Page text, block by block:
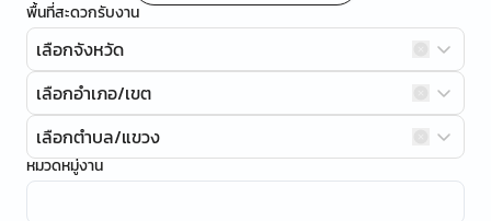
พื้นที่สะดวกรับงาน
เลือกจังหวัด
เลือกอำเภอ/เขต
เลือกตำบล/แขวง
หมวดหมู่งาน